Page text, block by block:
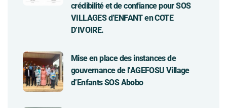
crédibilité et de confiance pour SOS
VILLAGES d’ENFANT en COTE
D’IVOIRE.
Mise en place des instances de
gouvernance de l’AGEFOSU Village
d’Enfants SOS Abobo